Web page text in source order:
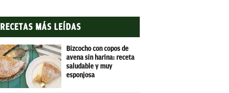
RECETAS MÁS LEÍDAS
Bizcocho con copos de
avena sin harina: receta
saludable y muy
esponjosa